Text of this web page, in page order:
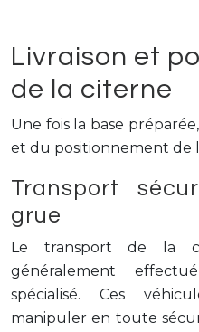
Livraison et
de la citerne
Une fois la base
et du positionnement de
Transport
grue
Le transport de la
généralement
spécialisé. Ces
manipuler en toute